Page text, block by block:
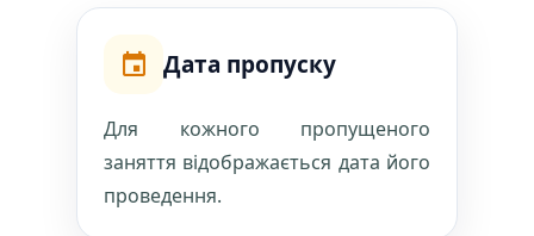
Дата пропуску
Для кожного пропущеного
заняття відображається дата його
проведення.